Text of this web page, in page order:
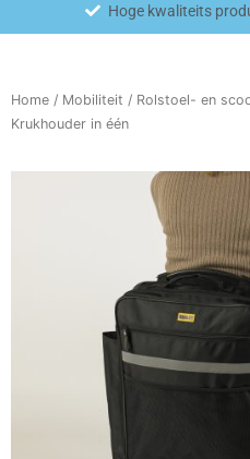
Hoge kwaliteits
Home / Mobiliteit / Rolstoel- en
Krukhouder in één